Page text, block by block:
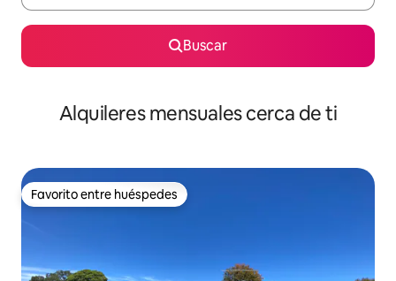
Buscar
Alquileres mensuales cerca de ti
Favorito entre huéspedes
Favorito entre huéspedes